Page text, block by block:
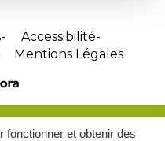
fonctionner et obtenir des
Accessibilité
Mentions Légales